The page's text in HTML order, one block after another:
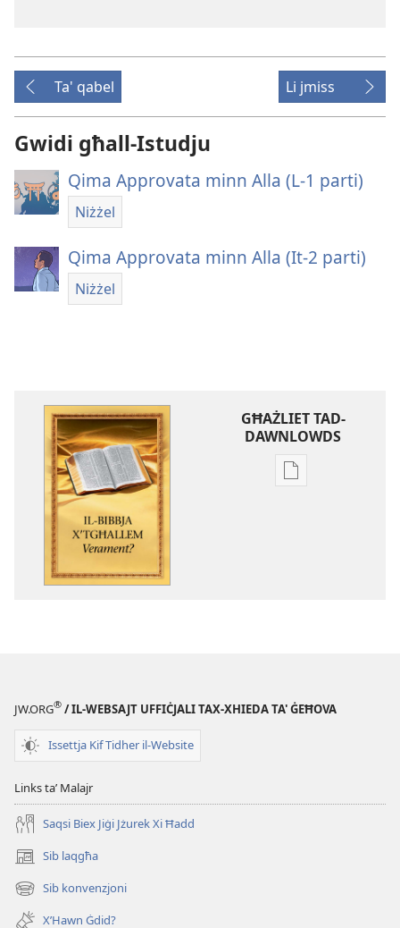
Ta' qabel Li jmiss
Gwidi għall-Istudju
Qima Approvata minn Alla (L-1 parti)
Niżżel
Qima Approvata minn Alla (It-​2 parti)
Niżżel
GĦAŻLIET TAD-
DAWNLOWDS
Għażliet
JW.ORG® / IL-WEBSAJT UFFIĊJALI TAX-XHIEDA TA' ĠEĦOVA
Issettja Kif Tidher il-Website
Links taʼ Malajr
Saqsi Biex Jiġi Jżurek Xi Ħadd
Sib laqgħa
(opens
new
window)
Sib konvenzjoni
(opens
new X’Hawn Ġdid?